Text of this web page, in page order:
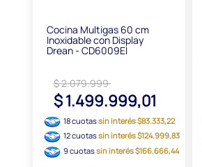
Cocina Multigas 60 cm
Inoxidable con Display
Drean - CD6009EI
$ 2.079.999
$ 1.499.999,01
18 cuotassin interés $83.333,22
12 cuotassin interés $124.999,83
9 cuotassin interés $166.666,44